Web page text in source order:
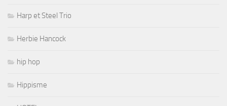
Harp et Steel Trio
Herbie Hancock
hip hop
Hippisme